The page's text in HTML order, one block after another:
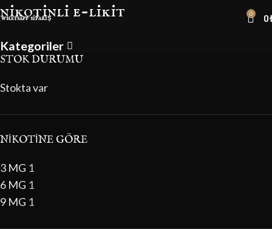
whatsapp sipariş 0 0
nikotinli e-likit
Kategoriler
STOK DURUMU
Stokta var
NIKOTINE GÖRE
3 MG 1
6 MG 1
9 MG 1